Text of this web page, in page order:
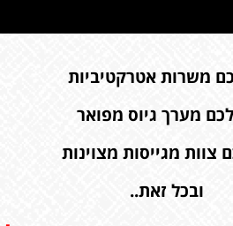
משרות אטרקטיביות
מערך גיוס מפואר
צוות מגייסות מצוינות
ובכל זאת..